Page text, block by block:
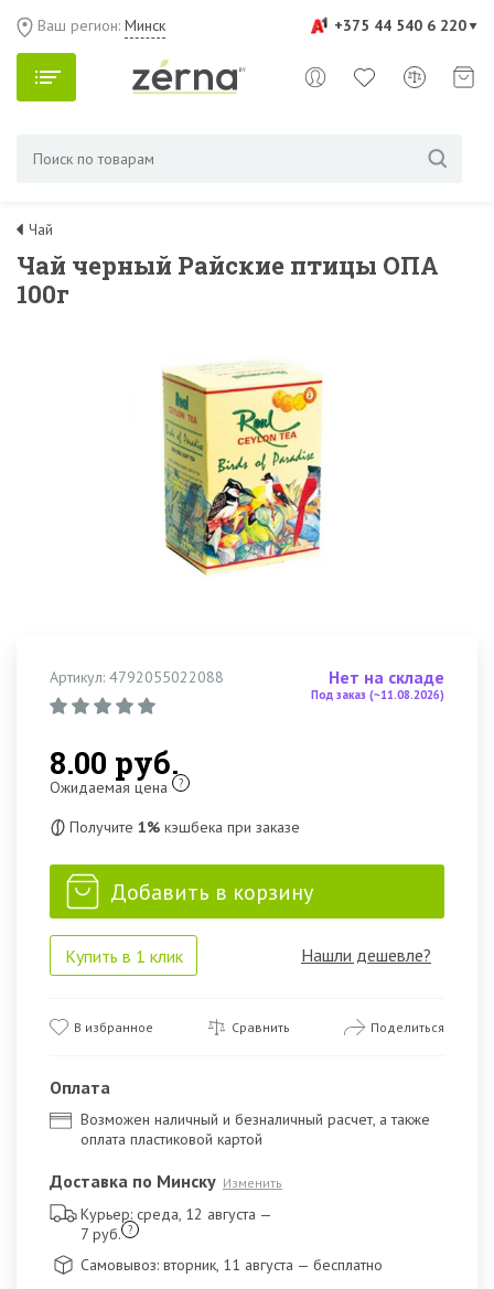
+375 44 540 6 220
Ваш регион: Минск
Чай
Чай черный Райские птицы ОПА
100г
Артикул: 4792055022088 Нет на складе
Под заказ (~11.08.2026)
8.00 руб.
Ожидаемая цена ?
Получите 1% кэшбека при заказе
Добавить в корзину
Купить в 1 клик Нашли дешевле?
В избранное Сравнить Поделиться
Оплата
Возможен наличный и безналичный расчет, а также
оплата пластиковой картой
Доставка по Минску Изменить
Курьер: среда, 12 августа —
7 руб. ?
Самовывоз: вторник, 11 августа — бесплатно